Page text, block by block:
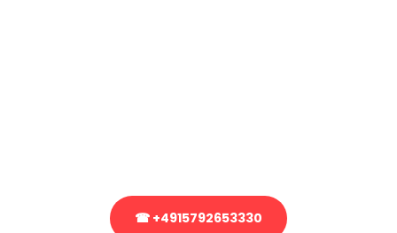
☎ +4915792653330